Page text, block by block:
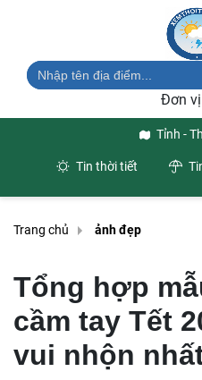
Đơn
Tỉnh -
Tin thời tiết
Trang chủ ảnh đẹp
Tổng hợp
cầm tay Tết
vui nhộn